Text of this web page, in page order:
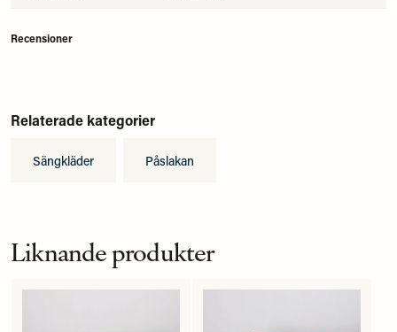
Recensioner
Relaterade kategorier
Sängkläder Påslakan
Liknande produkter